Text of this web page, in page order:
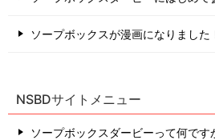
ソープボックスが漫画になりました
NSBDサイトメニュー
ソープボックスダービーって何です